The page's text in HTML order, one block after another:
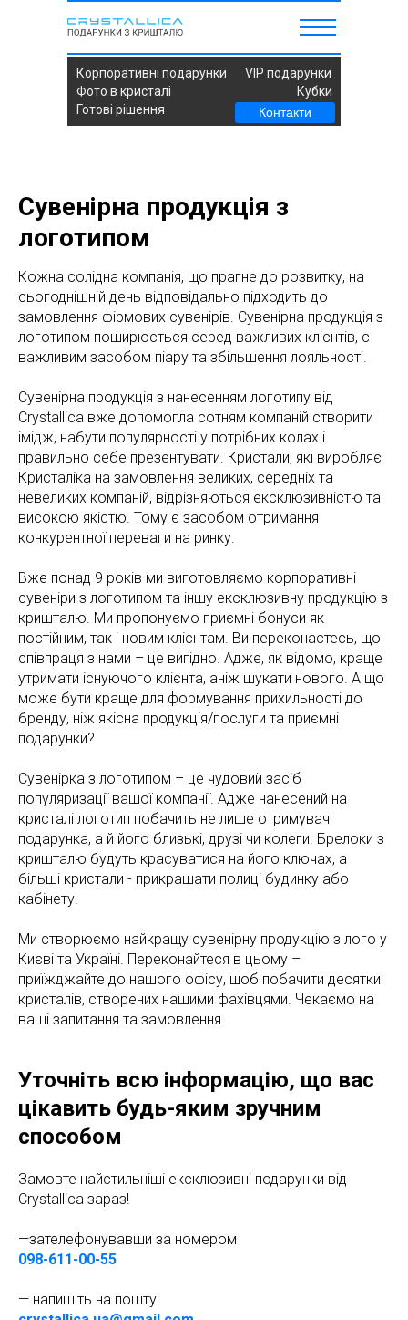
Корпоративні подарунки
Кубки
VIP подарунки
Фото в кристалі
Готові рішення
Контакти
Сувенірна продукція з
логотипом
Кожна солідна компанія, що прагне до розвитку, на
сьогоднішній день відповідально підходить до
замовлення фірмових сувенірів. Сувенірна продукція з
логотипом поширюється серед важливих клієнтів, є
важливим засобом піару та збільшення лояльності.
Сувенірна продукція з нанесенням логотипу від
Crystallica вже допомогла сотням компаній створити
імідж, набути популярності у потрібних колах і
правильно себе презентувати. Кристали, які виробляє
Кристаліка на замовлення великих, середніх та
невеликих компаній, відрізняються ексклюзивністю та
високою якістю. Тому є засобом отримання
конкурентної переваги на ринку.
Вже понад 9 років ми виготовляємо корпоративні
сувеніри з логотипом та іншу ексклюзивну продукцію з
кришталю. Ми пропонуємо приємні бонуси як
постійним, так і новим клієнтам. Ви переконаєтесь, що
співпраця з нами – це вигідно. Адже, як відомо, краще
утримати існуючого клієнта, аніж шукати нового. А що
може бути краще для формування прихильності до
бренду, ніж якісна продукція/послуги та приємні
подарунки?
Сувенірка з логотипом – це чудовий засіб
популяризації вашої компанії. Адже нанесений на
кристалі логотип побачить не лише отримувач
подарунка, а й його близькі, друзі чи колеги. Брелоки з
кришталю будуть красуватися на його ключах, а
більші кристали - прикрашати полиці будинку або
кабінету.
Ми створюємо найкращу сувенірну продукцію з лого у
Києві та Україні. Переконайтеся в цьому –
приїжджайте до нашого офісу, щоб побачити десятки
кристалів, створених нашими фахівцями. Чекаємо на
ваші запитання та замовлення
Уточніть всю інформацію, що вас
цікавить будь-яким зручним
способом
Замовте найстильніші ексклюзивні подарунки від
Crystallica зараз!
—зателефонувавши за номером
098-611-00-55
— напишіть на пошту